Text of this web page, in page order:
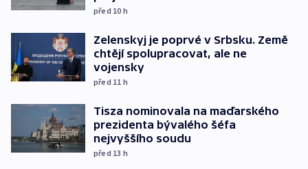
před 10 h
Zelenskyj je poprvé v Srbsku. Země
chtějí spolupracovat, ale ne
vojensky
před 11 h
Tisza nominovala na maďarského
prezidenta bývalého šéfa
nejvyššího soudu
před 13 h